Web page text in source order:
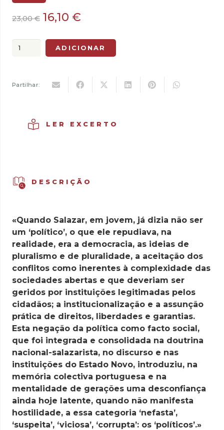
23,00€ O
original
era:
16,10 €
atual
é:
Quantidade
Manda?...»
Salazarismo
Vol.
ADICIONAR
Partilhar:
LER EXCERTO
DESCRIÇÃO
«Quando Salazar, em jovem, já dizia não ser
um ‘político’, o que ele repudiava, na
realidade, era a democracia, as ideias de
pluralismo e de pluralidade, a aceitação dos
conflitos como inerentes à complexidade das
sociedades abertas e que deveriam ser
geridos por instituições legitimadas pelos
cidadãos; a institucionalização e a assunção
prática de direitos, liberdades e garantias.
Esta negação da política como facto social,
que foi integrada e consolidada na doutrina
nacional-salazarista, no discurso e nas
instituições do Estado Novo, introduziu, na
memória colectiva portuguesa e na
mentalidade de gerações uma desconfiança
ainda hoje latente, quando não manifesta
hostilidade, a essa categoria ‘nefasta’,
‘suspeita’, ‘viciosa’, ‘corrupta’: os ‘políticos’.»